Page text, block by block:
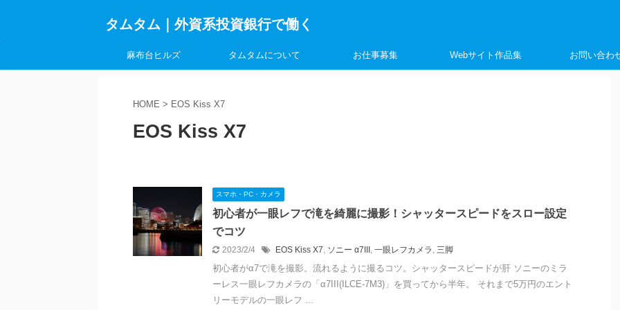
タムタム｜外資系投資銀行で働く
麻布台ヒルズ タムタムについて お仕事募集 Webサイト作品集 お問い合わ
HOME > EOS Kiss X7
EOS Kiss X7
スマホ・PC・カメラ
初心者が一眼レフで滝を綺麗に撮影！シャッタースピードをスロー設定
でコツ
2023/2/4 EOS Kiss X7, ソニー α7III , 一眼レフカメラ , 三脚
初心者がα7で滝を撮影。流れるように撮るコツ。シャッタースピードが肝 ソニーのミラ
ーレス一眼レフカメラの「α7III(ILCE-7M3)」を買ってから半年。 それまで5万円のエント
リーモデルの一眼レフ ...